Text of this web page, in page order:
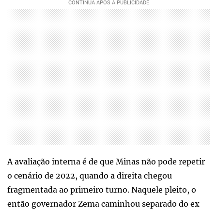
A avaliação interna é de que Minas não pode repetir
o cenário de 2022, quando a direita chegou
fragmentada ao primeiro turno. Naquele pleito, o
então governador Zema caminhou separado do ex-